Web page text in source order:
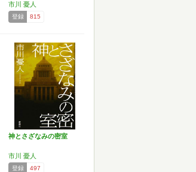
市川 憂人
登録 815
神とさざなみの密室
市川 憂人
登録 497